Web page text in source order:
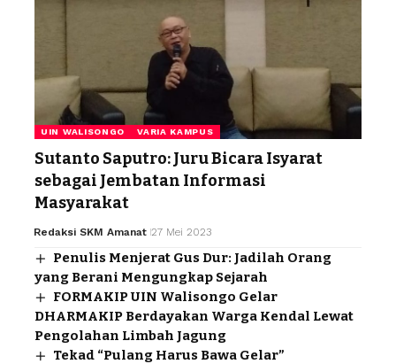
UIN WALISONGO VARIA KAMPUS
Sutanto Saputro: Juru Bicara Isyarat
sebagai Jembatan Informasi
Masyarakat
Redaksi SKM Amanat 27 Mei 2023
Penulis Menjerat Gus Dur: Jadilah Orang
yang Berani Mengungkap Sejarah
FORMAKIP UIN Walisongo Gelar
DHARMAKIP Berdayakan Warga Kendal Lewat
Pengolahan Limbah Jagung
Tekad “Pulang Harus Bawa Gelar”